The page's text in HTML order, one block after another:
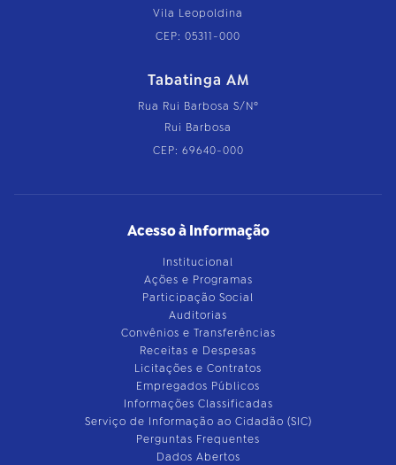
Vila Leopoldina
CEP: 05311-000
Tabatinga AM
Rua Rui Barbosa S/Nº
Rui Barbosa
CEP: 69640-000
Acesso à Informação
Institucional
Ações e Programas
Participação Social
Auditorias
Convênios e Transferências
Receitas e Despesas
Licitações e Contratos
Empregados Públicos
Informações Classificadas
Serviço de Informação ao Cidadão (SIC)
Perguntas Frequentes
Dados Abertos